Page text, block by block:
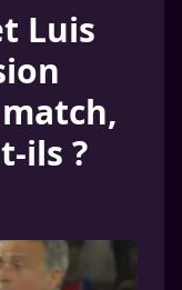
Luis
ils ?